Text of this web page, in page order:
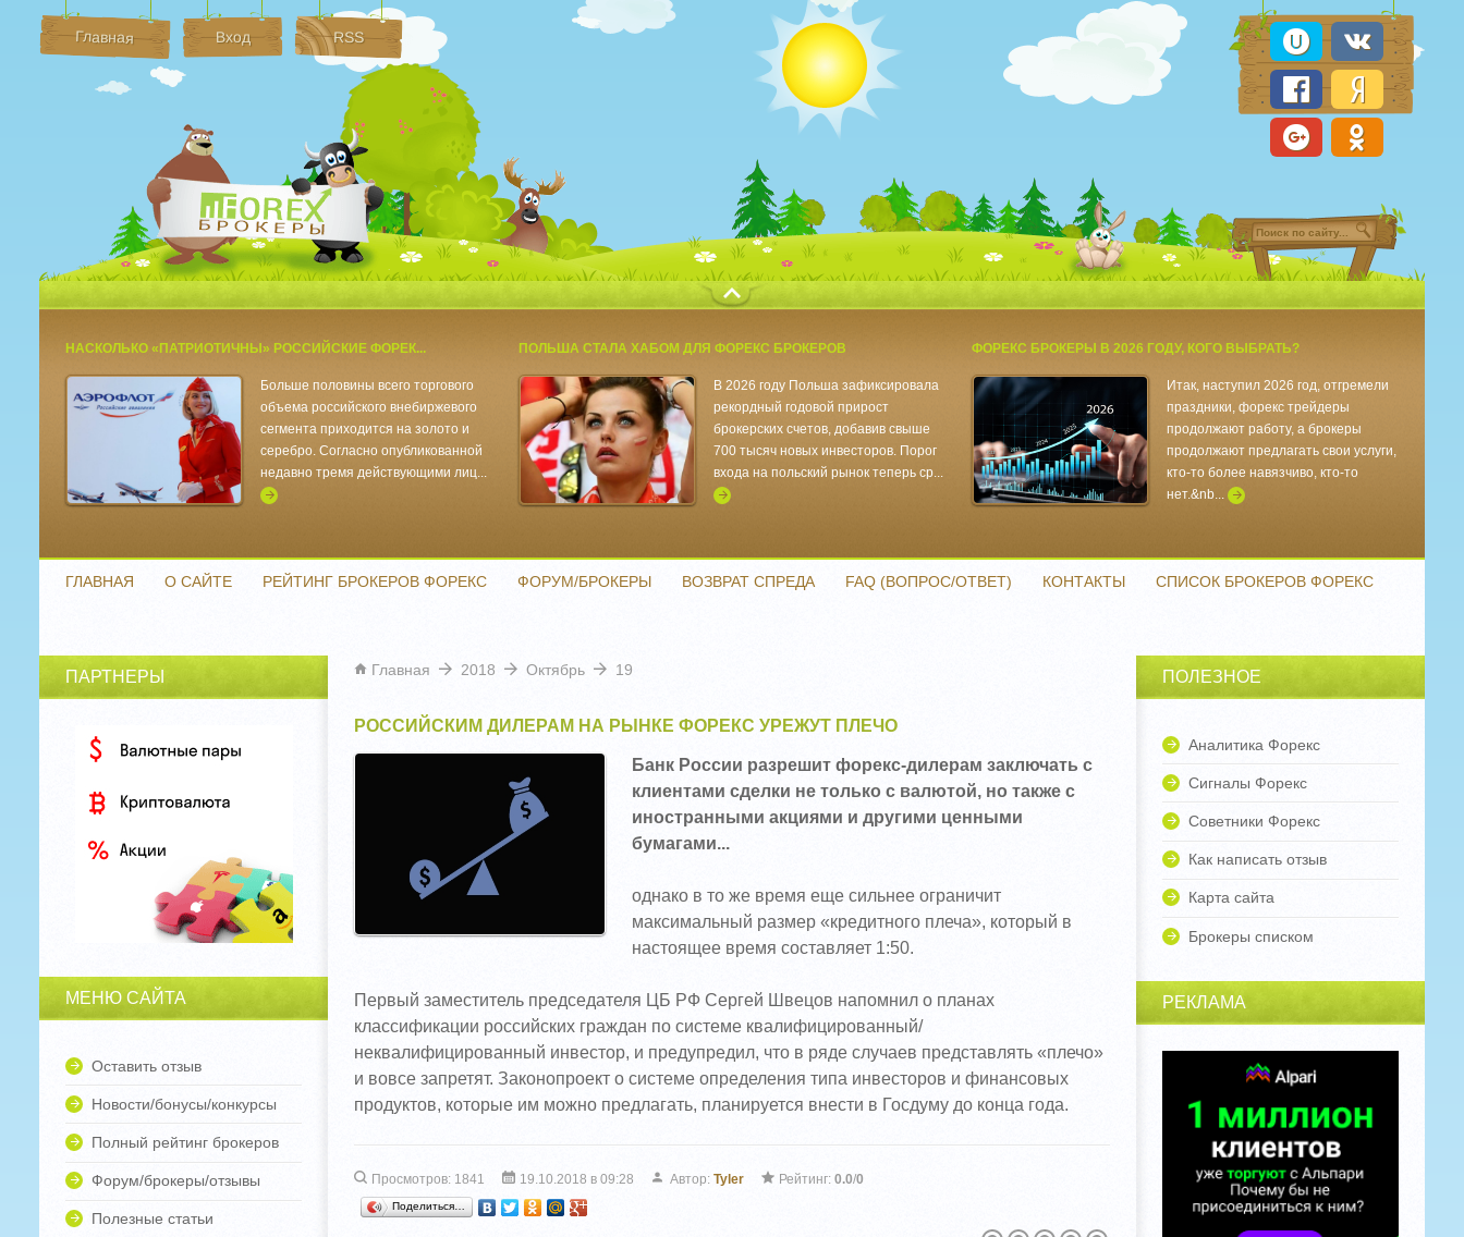
Главная Вход RSS
Брокеры Форекс
НАСКОЛЬКО «ПАТРИОТИЧНЫ» РОССИЙСКИЕ ФОРЕК...
Больше половины всего торгового
объема российского внебиржевого
сегмента приходится на золото и
серебро. Согласно опубликованной
недавно тремя действующими лиц...
ПОЛЬША СТАЛА ХАБОМ ДЛЯ ФОРЕКС БРОКЕРОВ
В 2026 году Польша зафиксировала
рекордный годовой прирост
брокерских счетов, добавив свыше
700 тысяч новых инвесторов. Порог
входа на польский рынок теперь ср...
ФОРЕКС БРОКЕРЫ В 2026 ГОДУ, КОГО ВЫБРАТЬ?
Итак, наступил 2026 год, отгремели
праздники, форекс трейдеры
продолжают работу, а брокеры
продолжают предлагать свои услуги,
кто-то более навязчиво, кто-то
нет.&nb...
ГЛАВНАЯ О САЙТЕ РЕЙТИНГ БРОКЕРОВ ФОРЕКС ФОРУМ/БРОКЕРЫ ВОЗВРАТ СПРЕДА FAQ (ВОПРОС/ОТВЕТ) КОНТАКТЫ СПИСОК БРОКЕРОВ ФОРЕКС
Главная 2018 Октябрь 19
РОССИЙСКИМ ДИЛЕРАМ НА РЫНКЕ ФОРЕКС УРЕЖУТ ПЛЕЧО
Банк России разрешит форекс-дилерам заключать с
клиентами сделки не только с валютой, но также с
иностранными акциями и другими ценными
бумагами...
однако в то же время еще сильнее ограничит
максимальный размер «кредитного плеча», который в
настоящее время составляет 1:50.
Первый заместитель председателя ЦБ РФ Сергей Швецов напомнил о планах
классификации российских граждан по системе квалифицированный/
неквалифицированный инвестор, и предупредил, что в ряде случаев представлять «плечо»
и вовсе запретят. Законопроект о системе определения типа инвесторов и финансовых
продуктов, которые им можно предлагать, планируется внести в Госдуму до конца года.
Просмотров: 1841 19.10.2018 в 09:28 Автор: Tyler Рейтинг: 0.0/0
Поделиться…
ПАРТНЕРЫ
МЕНЮ САЙТА
Оставить отзыв
Новости/бонусы/конкурсы
Полный рейтинг брокеров
Форум/брокеры/отзывы
Полезные статьи
ПОЛЕЗНОЕ
Аналитика Форекс
Сигналы Форекс
Советники Форекс
Как написать отзыв
Карта сайта
Брокеры списком
РЕКЛАМА